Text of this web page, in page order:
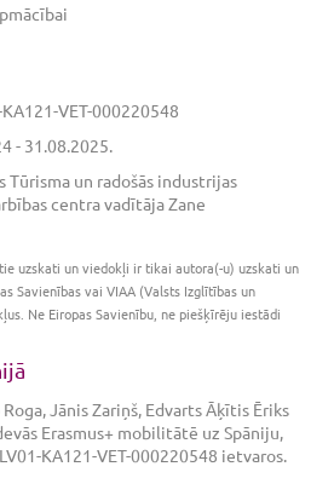
VET-000220548
- 31.08.2025.
un radošās industrijas
centra vadītāja Zane
uzskati un viedokļi ir tikai autora(-u) uzskati un
Savienības vai VIAA (Valsts Izglītības un
Ne Eiropas Savienību, ne piešķīrēju iestādi
Jānis Zariņš, Edvarts Āķītis Ēriks
Erasmus+ mobilitātē uz Spāniju,
KA121-VET-000220548 ietvaros.